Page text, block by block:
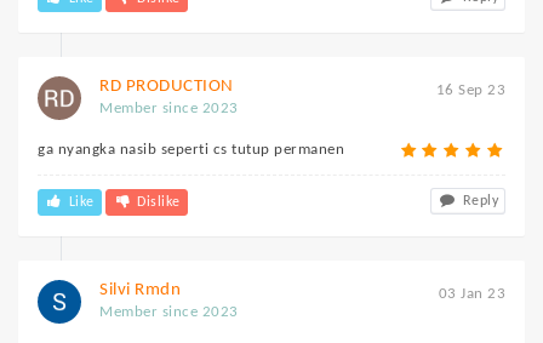
16 Sep 23
RD PRODUCTION
Member since 2023
ga nyangka nasib seperti cs tutup permanen
Like Dislike Reply
03 Jan 23
Silvi Rmdn
Member since 2023